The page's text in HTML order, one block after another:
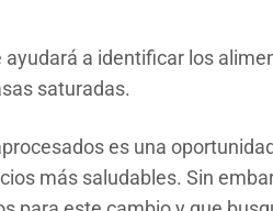
ayudará a identificar los
saturadas.
es una
más saludables. Sin